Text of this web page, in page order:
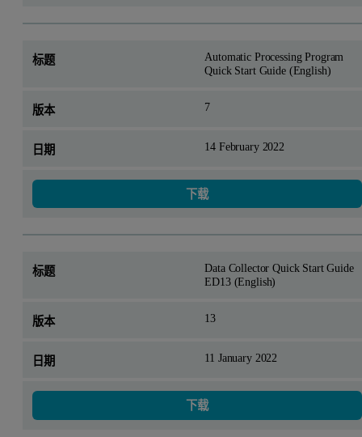
Automatic Processing Program
Quick Start Guide (English)
7
14 February 2022
下载
Data Collector Quick Start Guide
ED13 (English)
13
11 January 2022
下载